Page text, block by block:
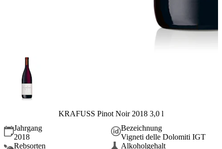
KRAFUSS Pinot Noir 2018 3,0 l
Jahrgang
2018
Bezeichnung
Vigneti delle Dolomiti IGT
Rebsorten
Alkoholgehalt